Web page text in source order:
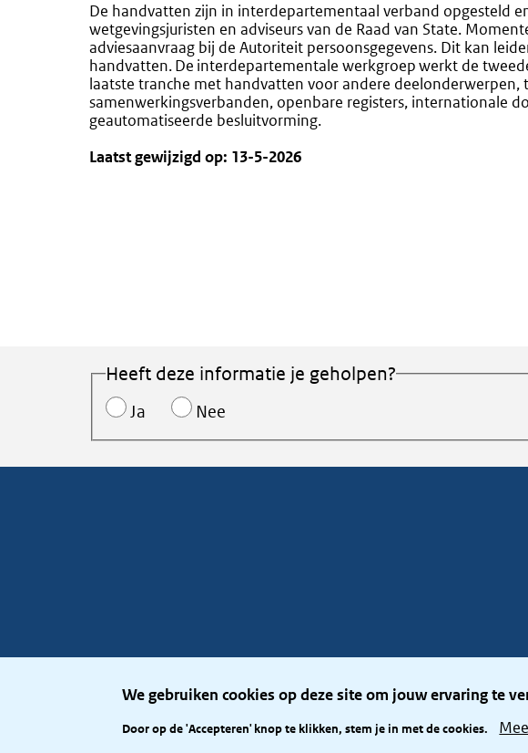
We gebruiken cookies op deze site om jouw ervaring te
Door op de 'Accepteren' knop te klikken, stem je in met de cookies.
De handvatten zijn in interdepartementaal verband opgesteld
wetgevingsjuristen en adviseurs van de Raad van State.
adviesaanvraag bij de Autoriteit persoonsgegevens. Dit kan
handvatten. De interdepartementale werkgroep werkt de
laatste tranche met handvatten voor andere deelonderwerpen,
samenwerkingsverbanden, openbare registers, internationale
geautomatiseerde besluitvorming.
Laatst gewijzigd op: 13-5-2026
Heeft deze informatie je geholpen?
Ja Nee